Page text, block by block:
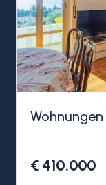
€ 410.000